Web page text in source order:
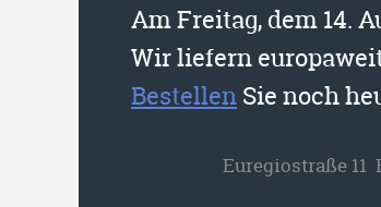
Am Freitag, dem 14.
Wir liefern
Bestellen Sie noch
Euregiostraße 11